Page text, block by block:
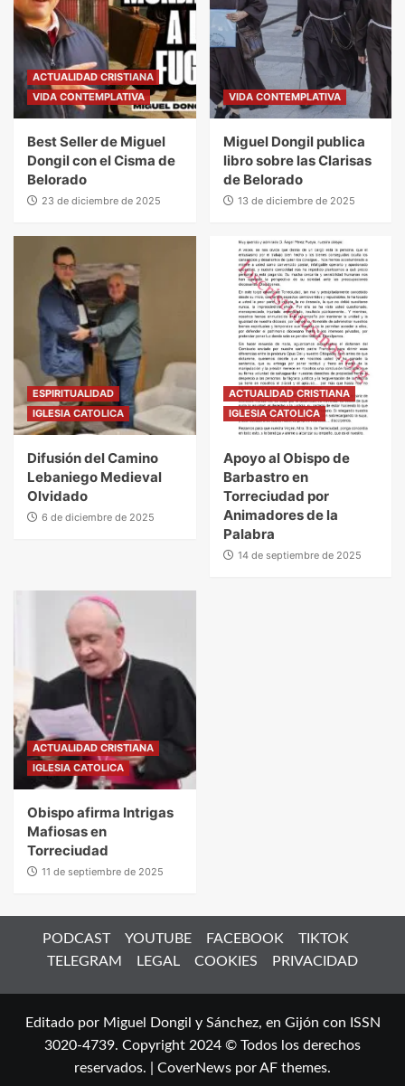
ACTUALIDAD CRISTIANA
VIDA CONTEMPLATIVA
Best Seller de Miguel
Dongil con el Cisma de
Belorado
23 de diciembre de 2025
VIDA CONTEMPLATIVA
Miguel Dongil publica
libro sobre las Clarisas
de Belorado
13 de diciembre de 2025
ESPIRITUALIDAD
IGLESIA CATOLICA
Difusión del Camino
Lebaniego Medieval
Olvidado
6 de diciembre de 2025
ACTUALIDAD CRISTIANA
IGLESIA CATOLICA
Apoyo al Obispo de
Barbastro en
Torreciudad por
Animadores de la
Palabra
14 de septiembre de 2025
ACTUALIDAD CRISTIANA
IGLESIA CATOLICA
Obispo afirma Intrigas
Mafiosas en
Torreciudad
11 de septiembre de 2025
PODCAST YOUTUBE FACEBOOK
TIKTOK
TELEGRAM
LEGAL COOKIES PRIVACIDAD
Editado por Miguel Dongil y Sánchez, en Gijón con ISSN
3020-4739. Copyright 2024 © Todos los derechos
reservados.
CoverNews por AF themes.